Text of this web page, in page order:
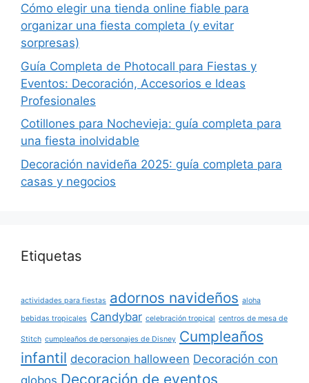
Cómo elegir una tienda online fiable para
organizar una fiesta completa (y evitar
sorpresas)
Guía Completa de Photocall para Fiestas y
Eventos: Decoración, Accesorios e Ideas
Profesionales
Cotillones para Nochevieja: guía completa para
una fiesta inolvidable
Decoración navideña 2025: guía completa para
casas y negocios
Etiquetas
actividades para fiestas adornos navideños aloha
bebidas tropicales Candybar celebración tropical centros de mesa de
Stitch cumpleaños de personajes de Disney Cumpleaños
infantil decoracion halloween Decoración con
globos Decoración de eventos